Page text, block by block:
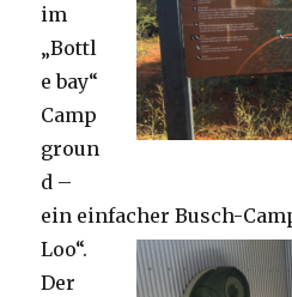
im
„Bottl
e bay“
Camp
groun
d –
ein einfacher Busch-
Loo“.
Der